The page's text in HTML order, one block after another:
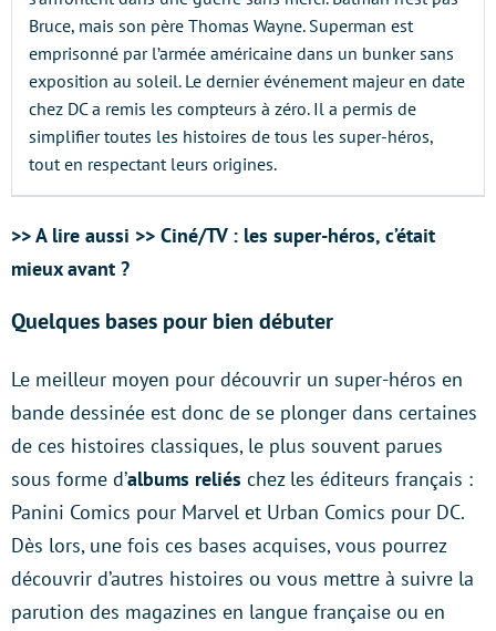
Bruce, mais son père Thomas Wayne. Superman est
emprisonné par l’armée américaine dans un bunker sans
exposition au soleil. Le dernier événement majeur en date
chez DC a remis les compteurs à zéro. Il a permis de
simplifier toutes les histoires de tous les super-héros,
tout en respectant leurs origines.
>> A lire aussi >> Ciné/TV : les super-héros, c’était
mieux avant ?
Quelques bases pour bien débuter
Le meilleur moyen pour découvrir un super-héros en
bande dessinée est donc de se plonger dans certaines
de ces histoires classiques, le plus souvent parues
sous forme d’albums reliés chez les éditeurs français :
Panini Comics pour Marvel et Urban Comics pour DC.
Dès lors, une fois ces bases acquises, vous pourrez
découvrir d’autres histoires ou vous mettre à suivre la
parution des magazines en langue française ou en